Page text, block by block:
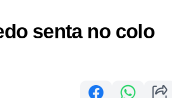
senta no colo